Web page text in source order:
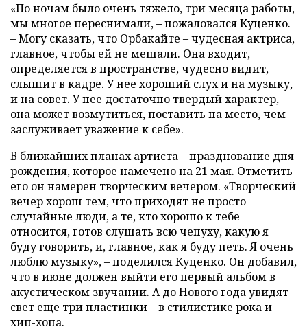
«По ночам было очень тяжело, три месяца работы,
мы многое переснимали, – пожаловался Куценко.
– Могу сказать, что Орбакайте – чудесная актриса,
главное, чтобы ей не мешали. Она входит,
определяется в пространстве, чудесно видит,
слышит в кадре. У нее хороший слух и на музыку,
и на совет. У нее достаточно твердый характер,
она может возмутиться, поставить на место, чем
заслуживает уважение к себе».
В ближайших планах артиста – празднование дня
рождения, которое намечено на 21 мая. Отметить
его он намерен творческим вечером. «Творческий
вечер хорош тем, что приходят не просто
случайные люди, а те, кто хорошо к тебе
относится, готов слушать всю чепуху, какую я
буду говорить, и, главное, как я буду петь. Я очень
люблю музыку», – поделился Куценко. Он добавил,
что в июне должен выйти его первый альбом в
акустическом звучании. А до Нового года увидят
свет еще три пластинки – в стилистике рока и
хип-хопа.